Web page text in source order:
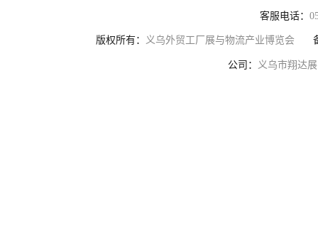
客服电话：
版权所有： 义乌外贸工厂展与物流产业博览会
公司： 义乌市翔达